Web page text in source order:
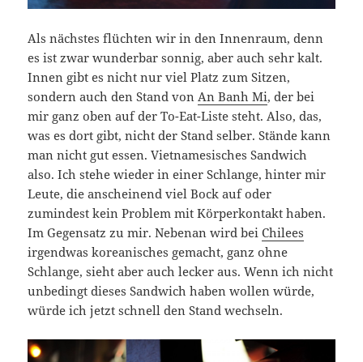
Als nächstes flüchten wir in den Innenraum, denn
es ist zwar wunderbar sonnig, aber auch sehr kalt.
Innen gibt es nicht nur viel Platz zum Sitzen,
sondern auch den Stand von An Banh Mi, der bei
mir ganz oben auf der To-Eat-Liste steht. Also, das,
was es dort gibt, nicht der Stand selber. Stände kann
man nicht gut essen. Vietnamesisches Sandwich
also. Ich stehe wieder in einer Schlange, hinter mir
Leute, die anscheinend viel Bock auf oder
zumindest kein Problem mit Körperkontakt haben.
Im Gegensatz zu mir. Nebenan wird beiChilees
irgendwas koreanisches gemacht, ganz ohne
Schlange, sieht aber auch lecker aus. Wenn ich nicht
unbedingt dieses Sandwich haben wollen würde,
würde ich jetzt schnell den Stand wechseln.